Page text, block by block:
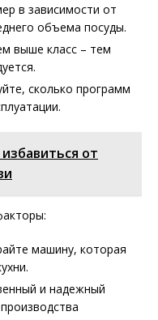
в зависимости от
объема посуды.
выше класс – тем
сколько программ
от
машину, которая
и надежный